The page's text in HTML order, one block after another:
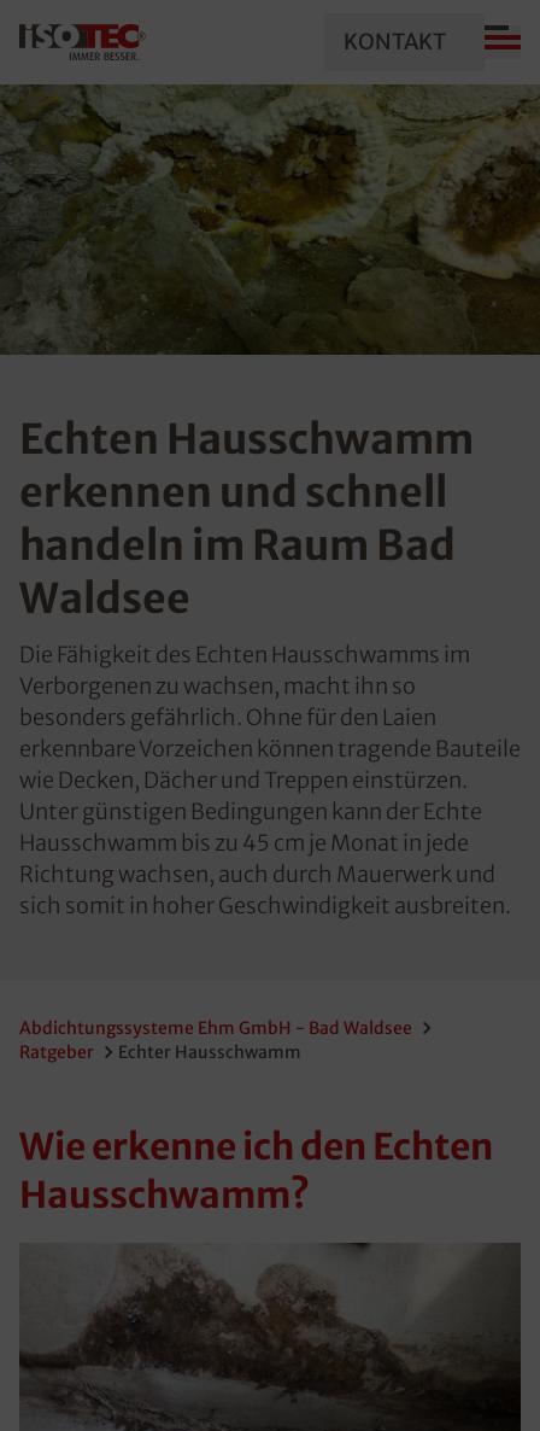
KONTAKT
Echten Hausschwamm
erkennen und schnell
handeln im Raum Bad
Waldsee
Die Fähigkeit des Echten Hausschwamms im
Verborgenen zu wachsen, macht ihn so
besonders gefährlich. Ohne für den Laien
erkennbare Vorzeichen können tragende Bauteile
wie Decken, Dächer und Treppen einstürzen.
Unter günstigen Bedingungen kann der Echte
Hausschwamm bis zu 45 cm je Monat in jede
Richtung wachsen, auch durch Mauerwerk und
sich somit in hoher Geschwindigkeit ausbreiten.
Abdichtungssysteme Ehm GmbH - Bad Waldsee
Ratgeber
Echter Hausschwamm
Wie erkenne ich den Echten
Hausschwamm?